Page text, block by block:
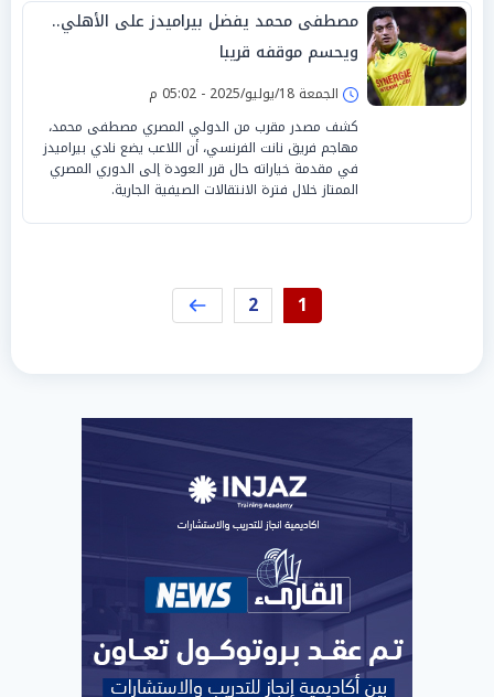
مصطفى محمد يفضل بيراميدز على الأهلي..
ويحسم موقفه قريبا
الجمعة 18/يوليو/2025 - 05:02 م
كشف مصدر مقرب من الدولي المصري مصطفى محمد،
مهاجم فريق نانت الفرنسي، أن اللاعب يضع نادي بيراميدز
في مقدمة خياراته حال قرر العودة إلى الدوري المصري
الممتاز خلال فترة الانتقالات الصيفية الجارية.
1
2